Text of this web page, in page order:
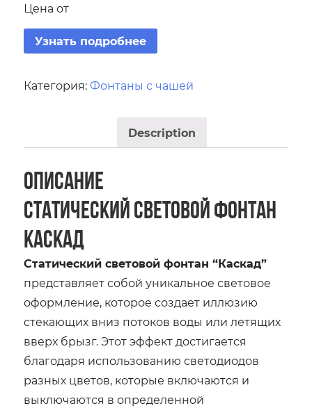
Цена от
Узнать подробнее
Категория:Фонтаны с чашей
Description
Описание
Статический световой фонтан
Каскад
Статический световой фонтан “Каскад”
представляет собой уникальное световое
оформление, которое создает иллюзию
стекающих вниз потоков воды или летящих
вверх брызг. Этот эффект достигается
благодаря использованию светодиодов
разных цветов, которые включаются и
выключаются в определенной